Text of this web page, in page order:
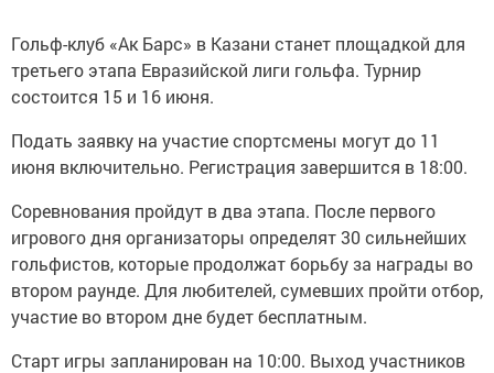
Гольф-клуб «Ак Барс» в Казани станет площадкой для
третьего этапа Евразийской лиги гольфа. Турнир
состоится 15 и 16 июня.
Подать заявку на участие спортсмены могут до 11
июня включительно. Регистрация завершится в 18:00.
Соревнования пройдут в два этапа. После первого
игрового дня организаторы определят 30 сильнейших
гольфистов, которые продолжат борьбу за награды во
втором раунде. Для любителей, сумевших пройти отбор,
участие во втором дне будет бесплатным.
Старт игры запланирован на 10:00. Выход участников